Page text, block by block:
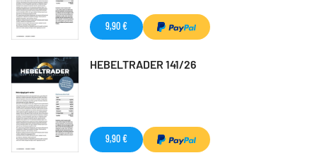
9,90 €
HEBELTRADER 141/26
9,90 €